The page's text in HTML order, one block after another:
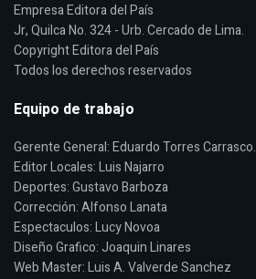
Empresa Editora del País
Jr, Quilca No. 324 - Urb. Cercado de Lima.
Copyright Editora del País
Todos los derechos reservados
Equipo de trabajo
Gerente General: Eduardo Torres Carrasco.
Editor Locales: Luis Najarro
Deportes: Gustavo Barboza
Corrección: Alfonso Lanata
Espectaculos: Lucy Novoa
Diseño Grafico: Joaquin Linares
Web Master: Luis A. Valverde Sanchez